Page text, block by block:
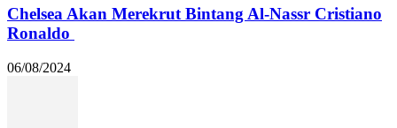
Chelsea Akan Merekrut Bintang Al-Nassr Cristiano
Ronaldo
06/08/2024